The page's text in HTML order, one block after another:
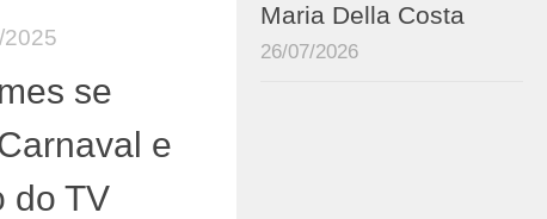
2025
se
e
do TV
Maria Della Costa
26/07/2026